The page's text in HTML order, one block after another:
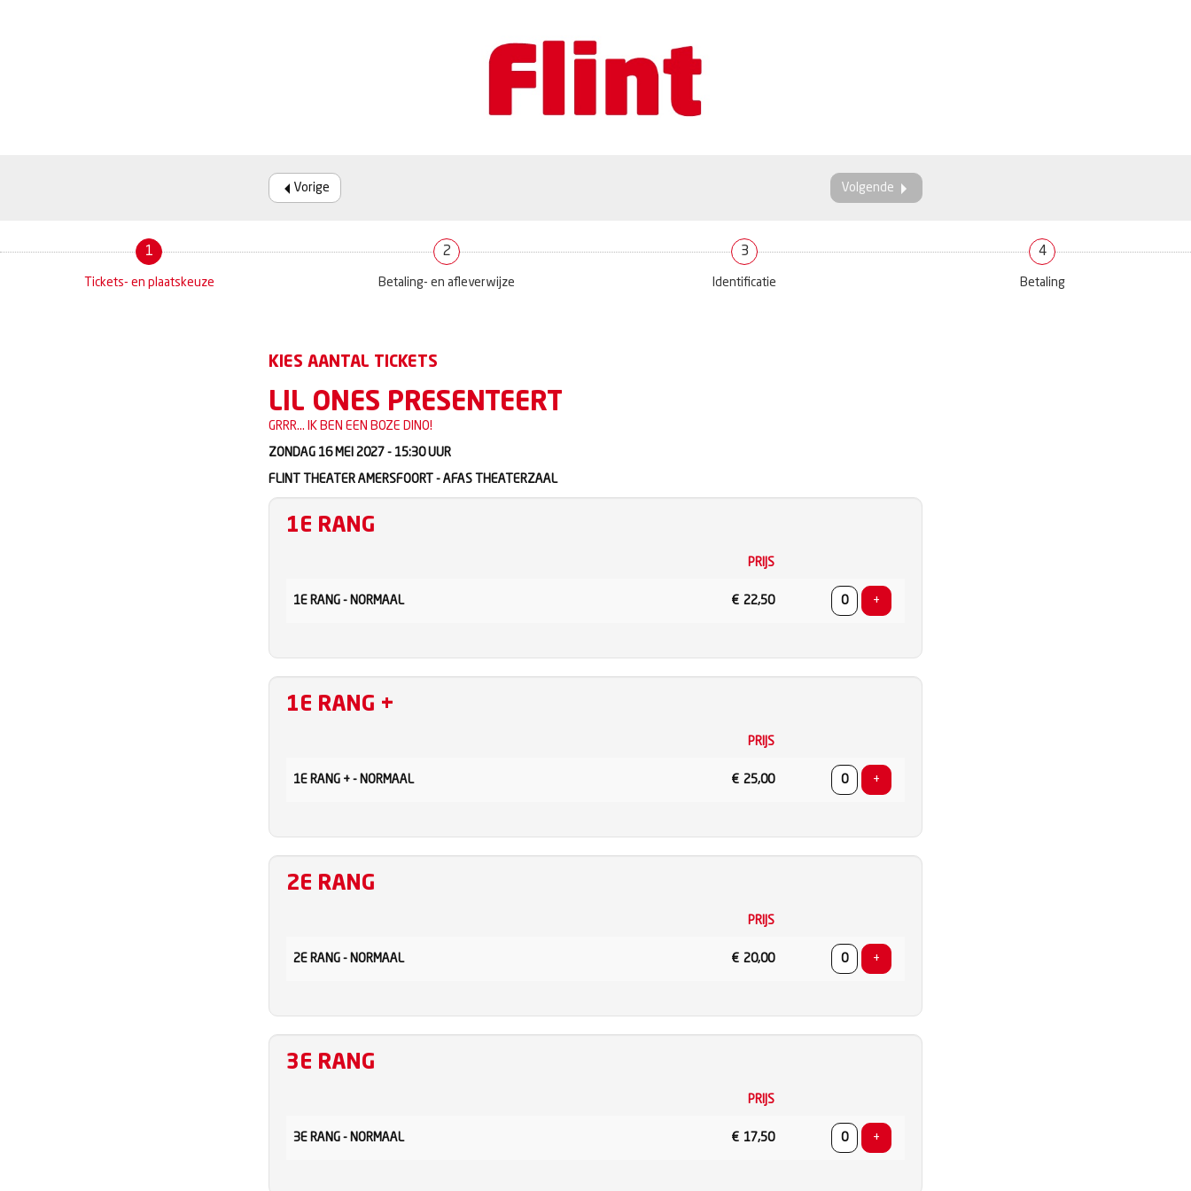
Vorige Volgende
1
Tickets- en plaatskeuze
2
Betaling- en afleverwijze
3
Identificatie
4
Betaling
KIES AANTAL TICKETS
LIL ONES PRESENTEERT
GRRR... IK BEN EEN BOZE DINO!
ZONDAG 16 MEI 2027 - 15:30UUR
FLINT THEATER AMERSFOORT - AFAS THEATERZAAL
1E RANG
PRIJS
TICKETS
1E RANG - NORMAAL
€ 22,50 +
1E RANG +
PRIJS
TICKETS
1E RANG + - NORMAAL
€ 25,00 +
2E RANG
PRIJS
TICKETS
2E RANG - NORMAAL
€ 20,00 +
3E RANG
PRIJS
TICKETS
3E RANG - NORMAAL
€ 17,50 +